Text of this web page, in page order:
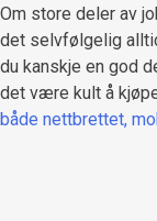
Om store deler av
det selvfølgelig
du kanskje en god
det være kult å
både nettbrettet,